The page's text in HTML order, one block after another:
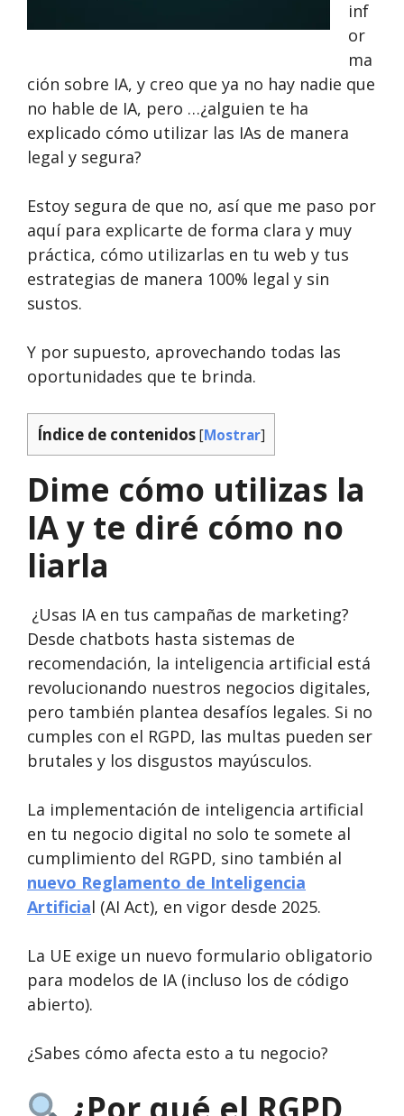
inf
or
ma
ción sobre IA, y creo que ya no hay nadie que
no hable de IA, pero …¿alguien te ha
explicado cómo utilizar las IAs de manera
legal y segura?
Estoy segura de que no, así que me paso por
aquí para explicarte de forma clara y muy
práctica, cómo utilizarlas en tu web y tus
estrategias de manera 100% legal y sin
sustos.
Y por supuesto, aprovechando todas las
oportunidades que te brinda.
Índice de contenidos[Mostrar]
Dime cómo utilizas la
IA y te diré cómo no
liarla
¿Usas IA en tus campañas de marketing?
Desde chatbots hasta sistemas de
recomendación, la inteligencia artificial está
revolucionando nuestros negocios digitales,
pero también plantea desafíos legales. Si no
cumples con el RGPD, las multas pueden ser
brutales y los disgustos mayúsculos.
La implementación de inteligencia artificial
en tu negocio digital no solo te somete al
cumplimiento del RGPD, sino también al
nuevo Reglamento de Inteligencia
Artificial (AI Act), en vigor desde 2025.
La UE exige un nuevo formulario obligatorio
para modelos de IA (incluso los de código
abierto).
¿Sabes cómo afecta esto a tu negocio?